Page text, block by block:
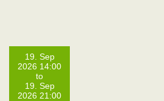
19. Sep
2026 14:00
to
19. Sep
2026 21:00